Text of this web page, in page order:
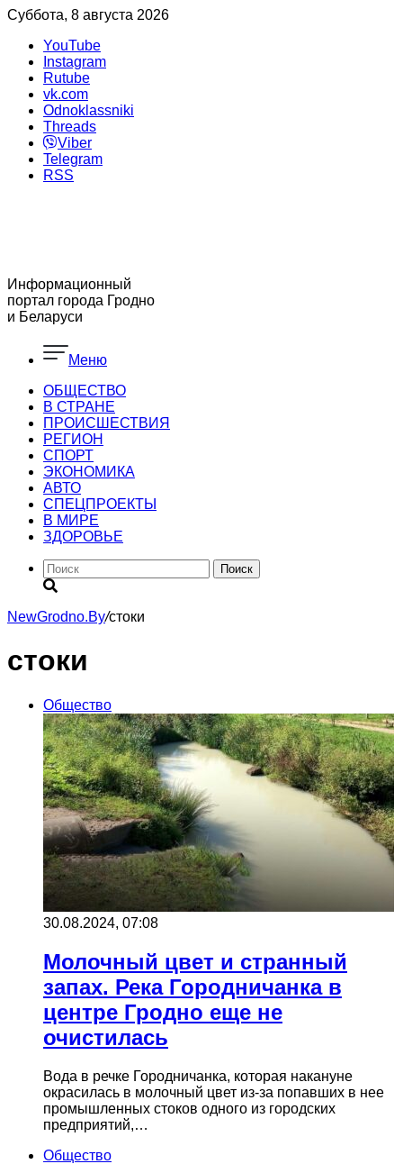
Суббота, 8 августа 2026
YouTube
Instagram
Rutube
vk.com
Odnoklassniki
Threads
Viber
Telegram
RSS
Информационный
портал города Гродно
и Беларуси
Меню
ОБЩЕСТВО
В СТРАНЕ
ПРОИСШЕСТВИЯ
РЕГИОН
CПОРТ
ЭКОНОМИКА
АВТО
СПЕЦПРОЕКТЫ
В МИРЕ
ЗДОРОВЬЕ
Поиск
NewGrodno.By/стоки
стоки
Общество
30.08.2024, 07:08
Молочный цвет и странный
запах. Река Городничанка в
центре Гродно еще не
очистилась
Вода в речке Городничанка, которая накануне
окрасилась в молочный цвет из-за попавших в нее
промышленных стоков одного из городских
предприятий,…
Общество